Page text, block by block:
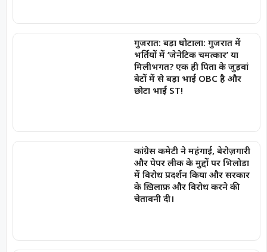
गुजरात: बड़ा घोटाला: गुजरात में
भर्तियों में ‘जेनेटिक चमत्कार’ या
मिलीभगत? एक ही पिता के जुड़वां
बेटों में से बड़ा भाई OBC है और
छोटा भाई ST!
कांग्रेस कमेटी ने महंगाई, बेरोज़गारी
और पेपर लीक के मुद्दों पर भिलोडा
में विरोध प्रदर्शन किया और सरकार
के ख़िलाफ़ और विरोध करने की
चेतावनी दी।